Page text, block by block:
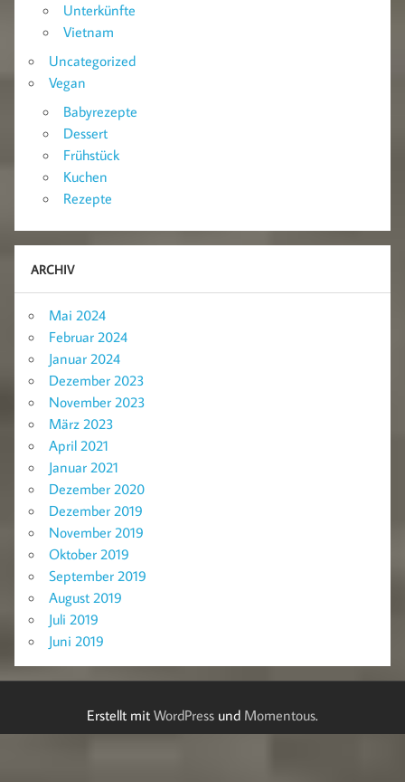
Unterkünfte
Vietnam
Uncategorized
Vegan
Babyrezepte
Dessert
Frühstück
Kuchen
Rezepte
ARCHIV
Mai 2024
Februar 2024
Januar 2024
Dezember 2023
November 2023
März 2023
April 2021
Januar 2021
Dezember 2020
Dezember 2019
November 2019
Oktober 2019
September 2019
August 2019
Juli 2019
Juni 2019
Erstellt mit WordPress und Momentous.